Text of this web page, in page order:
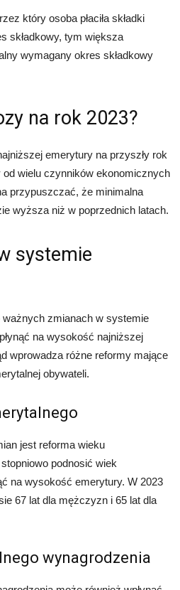
który osoba płaciła składki
składkowy, tym większa
wymagany okres składkowy
na rok 2023?
emerytury na przyszły rok
wielu czynników ekonomicznych
przypuszczać, że minimalna
wyższa niż w poprzednich latach.
systemie
zmianach w systemie
na wysokość najniższej
wprowadza różne reformy mające
obywateli.
jest reforma wieku
podnosić wiek
na wysokość emerytury. W 2023
67 lat dla mężczyzn i 65 lat dla
wynagrodzenia